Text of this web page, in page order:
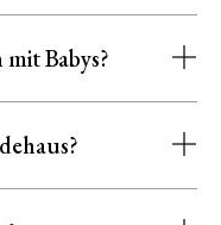
Babys?